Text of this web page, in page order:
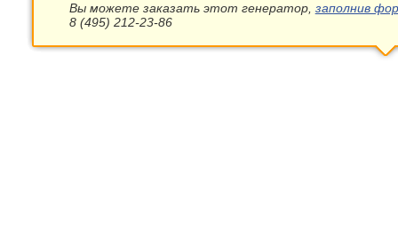
Вы можете заказать этот генератор, заполнив
8 (495) 212-23-86